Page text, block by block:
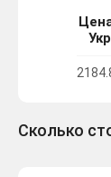
Сколько